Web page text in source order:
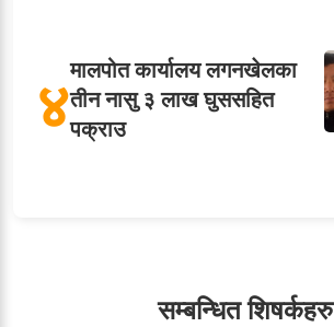
४मालपोत कार्यालय लगनखेलका
तीन नासु ३ लाख घुससहित
पक्राउ
सम्बन्धित शिषर्कहरु